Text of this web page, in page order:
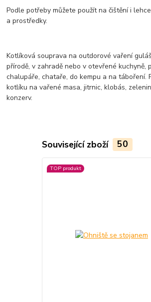
Podle potřeby můžete použít na čištění i
a prostředky.
Kotlíková souprava na outdorové vaření
přírodě, v zahradě nebo v otevřené kuchyně,
chalupáře, chataře, do kempu a na táboření.
kotlíku na vařené masa, jitrnic, klobás,
konzerv.
Související zboží 50
TOP produkt